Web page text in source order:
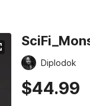
Diplodok
$44.99